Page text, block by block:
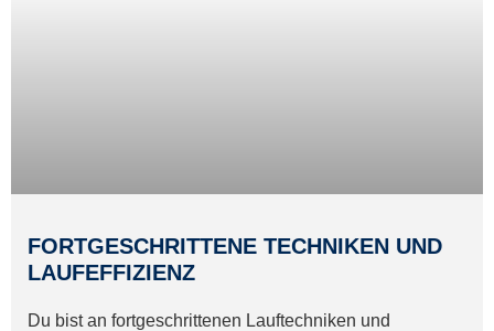
FORTGESCHRITTENE TECHNIKEN UND
LAUFEFFIZIENZ
Du bist an fortgeschrittenen Lauftechniken und